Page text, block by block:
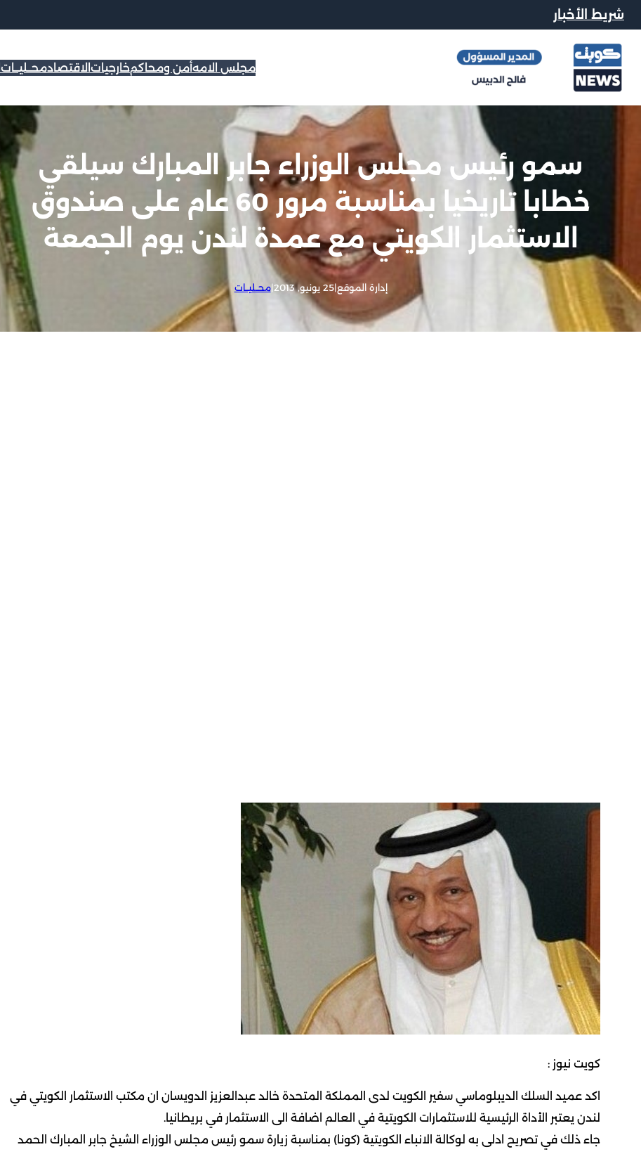
شريط الأخبار
مجلس الامهأمن ومحاكمخارجيات الاقتصادمحــليــات
سمو رئيس مجلس الوزراء جابر المبارك سيلقي
خطابا تاريخيا بمناسبة مرور 60 عام على صندوق
الاستثمار الكويتي مع عمدة لندن يوم الجمعة
إدارة الموقع|25 يونيو, 2013 |محــليــات
كويت نيوز :
اكد عميد السلك الديبلوماسي سفير الكويت لدى المملكة المتحدة خالد عبدالعزيز الدويسان ان مكتب الاستثمار الكويتي في
لندن يعتبر الأداة الرئيسية للاستثمارات الكويتية في العالم اضافة الى الاستثمار في بريطانيا.
جاء ذلك في تصريح ادلى به لوكالة الانباء الكويتية (كونا) بمناسبة زيارة سمو رئيس مجلس الوزراء الشيخ جابر المبارك الحمد